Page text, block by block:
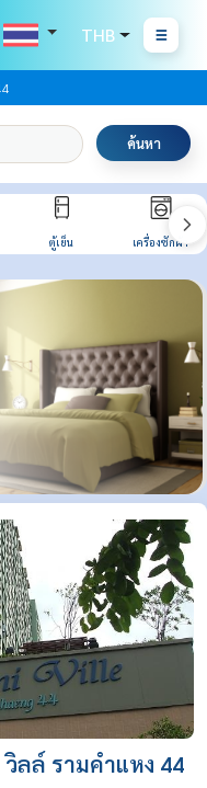
THB
ค้นหา
ตู้เย็น เครื่องซักผ้า
ลล์ รามคำแหง 44